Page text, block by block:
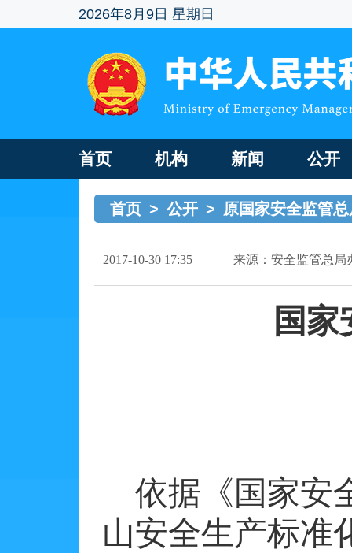
2026年8月9日 星期日
首页 机构 新闻 公开
首页 > 公开 > 原国家安全监管
2017-10-30 17:35 来源：安全监管总局
国
依据《国家安
山安全生产标准